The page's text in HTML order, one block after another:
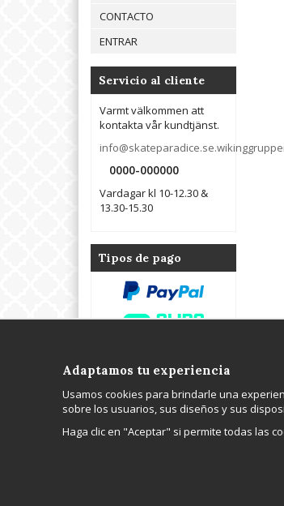
CONTACTO
ENTRAR
Servicio al cliente
Varmt välkommen att
kontakta vår kundtjänst.
0000-000000
Vardagar kl 10-12.30 &
13.30-15.30
Tipos de pago
Kontakta oss
WGR Data AB
Tel: 0000-000000
E-post:
Adaptamos tu experiencia
Usamos cookies para brindarle una
sobre los usuarios, sus diseños y sus
Haga clic en "Aceptar" si permite todas las